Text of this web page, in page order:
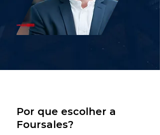
Por que escolher a
Foursales?